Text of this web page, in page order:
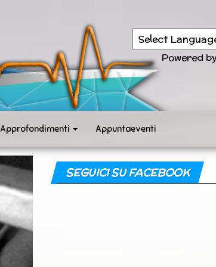
Powered
Approfondimenti Appuntaeventi
SEGUICI SU FACEBOOK